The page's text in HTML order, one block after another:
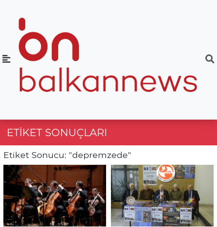
ETIKET SONUÇLARI
Etiket Sonucu: "depremzede"